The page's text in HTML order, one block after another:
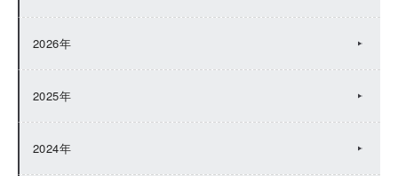
2026年
2025年
2024年